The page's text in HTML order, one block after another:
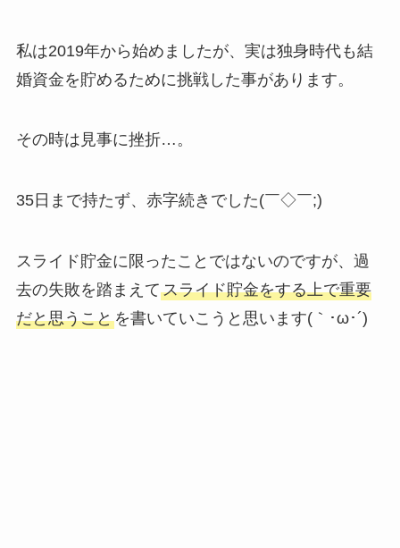
私は2019年から始めましたが、実は独身時代も結
婚資金を貯めるために挑戦した事があります。
その時は見事に挫折…。
35日まで持たず、赤字続きでした(￣◇￣;)
スライド貯金に限ったことではないのですが、過
去の失敗を踏まえてスライド貯金をする上で重要
だと思うことを書いていこうと思います(｀･ω･´)